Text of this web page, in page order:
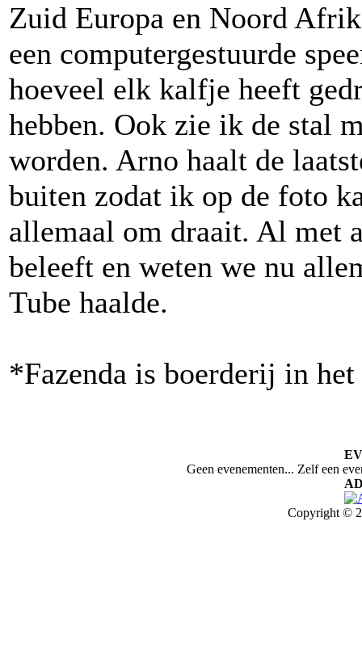
Zuid Europa en Noord
een computergestuurde
hoeveel elk kalfje heeft
hebben. Ook zie ik de stal
worden. Arno haalt de
buiten zodat ik op de foto
allemaal om draait. Al met
beleeft en weten we nu
Tube haalde.
*Fazenda is boerderij in het
Geen evenementen... Zelf een
Copyright ©